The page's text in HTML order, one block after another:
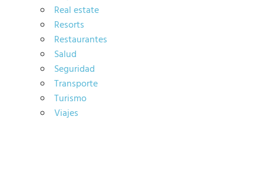
Real estate
Resorts
Restaurantes
Salud
Seguridad
Transporte
Turismo
Viajes